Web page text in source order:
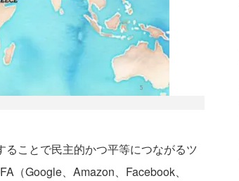
ことで民主的かつ平等につながるツ
（Google、Amazon、Facebook、